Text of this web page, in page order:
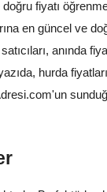
fiyatı
en güncel ve
anında
hurda